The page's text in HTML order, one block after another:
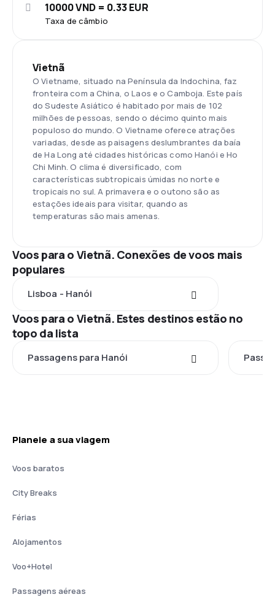
Taxa de câmbio
10000 VND = 0.33 EUR
Vietnã
O Vietname, situado na Península da Indochina, faz
fronteira com a China, o Laos e o Camboja. Este país
do Sudeste Asiático é habitado por mais de 102
milhões de pessoas, sendo o décimo quinto mais
populoso do mundo. O Vietname oferece atrações
variadas, desde as paisagens deslumbrantes da baía
de Ha Long até cidades históricas como Hanói e Ho
Chi Minh. O clima é diversificado, com
características subtropicais úmidas no norte e
tropicais no sul. A primavera e o outono são as
estações ideais para visitar, quando as
temperaturas são mais amenas.
Voos para o Vietnã. Conexões de voos mais
populares
Lisboa - Hanói
Voos para o Vietnã. Estes destinos estão no
topo da lista
Passagens para Hanói
Planeie a sua viagem
Voos baratos
City Breaks
Férias
Alojamentos
Voo+Hotel
Passagens aéreas